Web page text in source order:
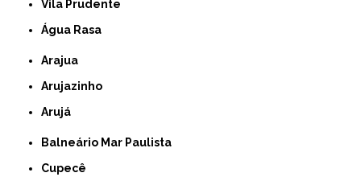
Vila Prudente
Água Rasa
Arajua
Arujazinho
Arujá
Balneário Mar Paulista
Cupecê